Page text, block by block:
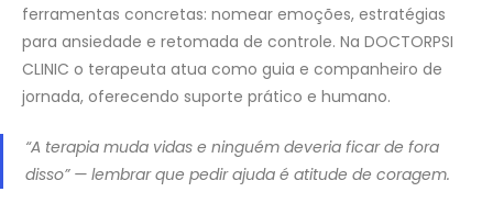
ferramentas concretas: nomear emoções, estratégias
para ansiedade e retomada de controle. Na DOCTORPSI
CLINIC o terapeuta atua como guia e companheiro de
jornada, oferecendo suporte prático e humano.
“A terapia muda vidas e ninguém deveria ficar de fora
disso” — lembrar que pedir ajuda é atitude de coragem.